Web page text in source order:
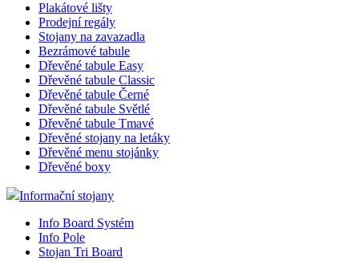
Plakátové lišty
Prodejní regály
Stojany na zavazadla
Bezrámové tabule
Dřevěné tabule Easy
Dřevěné tabule Classic
Dřevěné tabule Černé
Dřevěné tabule Světlé
Dřevěné tabule Tmavé
Dřevěné stojany na letáky
Dřevěné menu stojánky
Dřevěné boxy
Informační stojany
Info Board Systém
Info Pole
Stojan Tri Board